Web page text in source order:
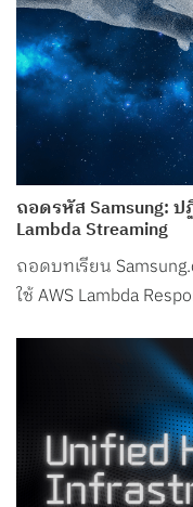
ถอดรหัส Samsung: ป
Lambda Streaming
ถอดบทเรียน
ใช้ AWS Lambda